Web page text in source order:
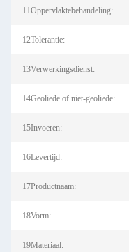
11Oppervlaktebehandeling:
12Tolerantie:
13Verwerkingsdienst:
14Geoliede of niet-geoliede:
15Invoeren:
16Levertijd:
17Productnaam:
18Vorm:
19Materiaal: